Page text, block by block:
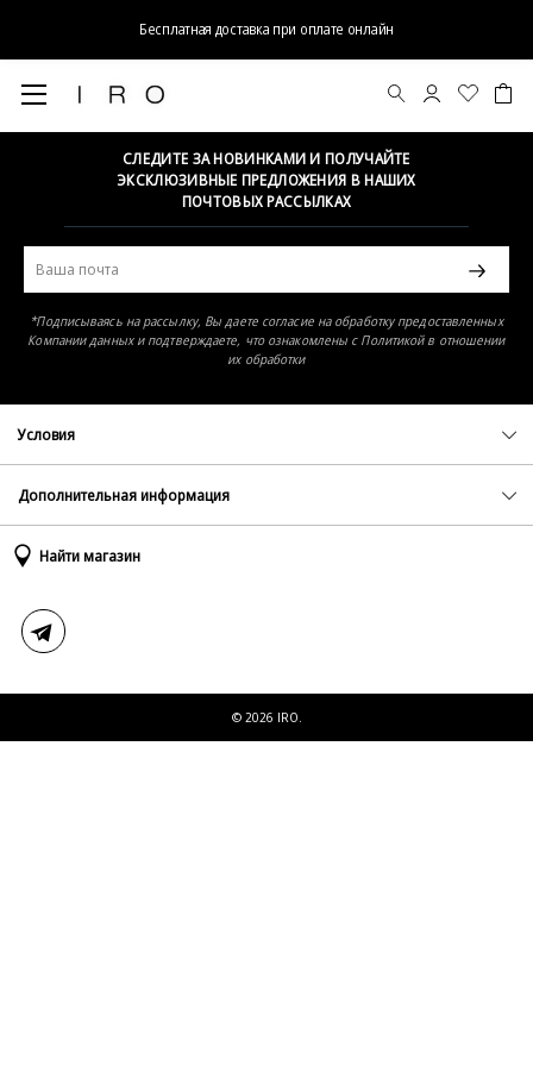
Бесплатная доставка при оплате онлайн
Элемент не найден
СЛЕДИТЕ ЗА НОВИНКАМИ И ПОЛУЧАЙТЕ
ЭКСКЛЮЗИВНЫЕ ПРЕДЛОЖЕНИЯ В НАШИХ
ПОЧТОВЫХ РАССЫЛКАХ
*Подписываясь на рассылку, Вы даете согласие на обработку предоставленных
Компании данных и подтверждаете, что ознакомлены с Политикой в отношении
их обработки
Условия
Политика конфиденциальности
Оферта
Дополнительная информация
Доставка и оплата
Таблица размеров
Найти магазин
© 2026 IRO.